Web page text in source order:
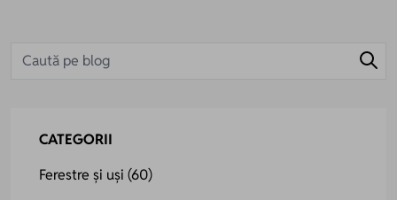
CATEGORII
Ferestre și uși (60)